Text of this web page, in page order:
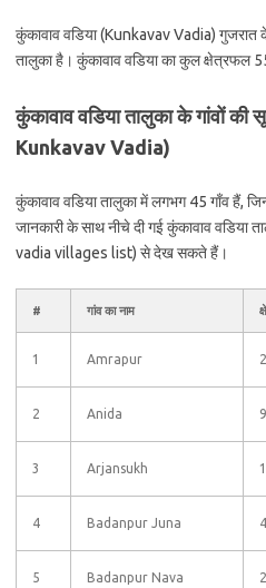
कुंकावाव वडिया (Kunkavav Vadia) गुजरात
तालुका है। कुंकावाव वडिया का कुल क्षेत्रफल
कुंकावाव वडिया तालुका के गांवों
Kunkavav Vadia)
कुंकावाव वडिया तालुका में लगभग 45 गाँव हैं,
जानकारी के साथ नीचे दी गई कुंकावाव वडिया
vadia villages list) से देख सकते हैं।
# गांव का नाम
1 Amrapur
2 Anida
3 Arjansukh
4 Badanpur Juna
5 Badanpur Nava